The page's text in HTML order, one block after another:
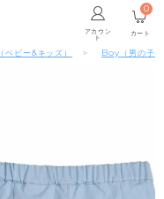
アカウン
ト カート
0
（ベビー&キッズ） Boy （男の子）